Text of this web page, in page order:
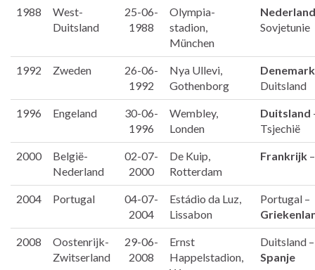
1988
West-
Duitsland
25-06-
1988
Olympia-
stadion,
München
Nederland
Sovjetunie
1992 Zweden
26-06-
1992
Nya Ullevi,
Gothenborg
Duitsland
1996 Engeland
30-06-
1996
Wembley,
Londen
Duitsland
Tsjechië
2000
België-
Nederland
02-07-
2000
De Kuip,
Rotterdam
Frankrijk
2004 Portugal
04-07-
2004
Estádio da Luz,
Lissabon
Portugal –
2008
Oostenrijk-
Zwitserland
29-06-
2008
Ernst
Happelstadion,
Duitsland –
Spanje